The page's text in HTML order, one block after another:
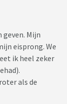
geven. Mijn
eisprong. We
ik heel zeker
als de